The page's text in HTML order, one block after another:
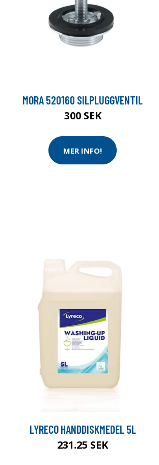
MORA 520160 SILPLUGGVENTIL
300 SEK
MER INFO!
LYRECO HANDDISKMEDEL 5L
231.25 SEK